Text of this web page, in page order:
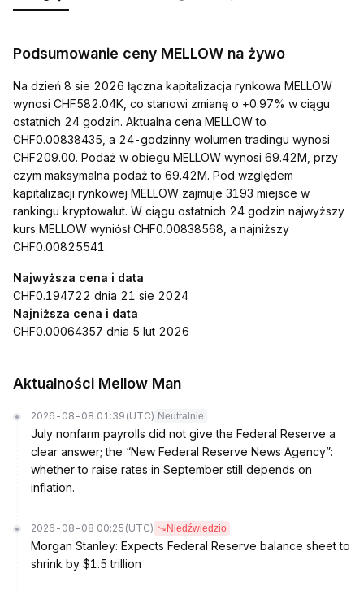
Podsumowanie ceny MELLOW na żywo
Na dzień 8 sie 2026 łączna kapitalizacja rynkowa MELLOW
wynosi CHF582.04K, co stanowi zmianę o +0.97% w ciągu
ostatnich 24 godzin. Aktualna cena MELLOW to
CHF0.00838435, a 24-godzinny wolumen tradingu wynosi
CHF209.00. Podaż w obiegu MELLOW wynosi 69.42M, przy
czym maksymalna podaż to 69.42M. Pod względem
kapitalizacji rynkowej MELLOW zajmuje 3193 miejsce w
rankingu kryptowalut. W ciągu ostatnich 24 godzin najwyższy
kurs MELLOW wyniósł CHF0.00838568, a najniższy
CHF0.00825541.
Najwyższa cena i data
CHF0.194722 dnia 21 sie 2024
Najniższa cena i data
CHF0.00064357 dnia 5 lut 2026
Aktualności Mellow Man
2026-08-08 01:39 (UTC) Neutralnie
July nonfarm payrolls did not give the Federal Reserve a
clear answer; the “New Federal Reserve News Agency”:
whether to raise rates in September still depends on
inflation.
2026-08-08 00:25 (UTC) Niedźwiedzio
Morgan Stanley: Expects Federal Reserve balance sheet to
shrink by $1.5 trillion